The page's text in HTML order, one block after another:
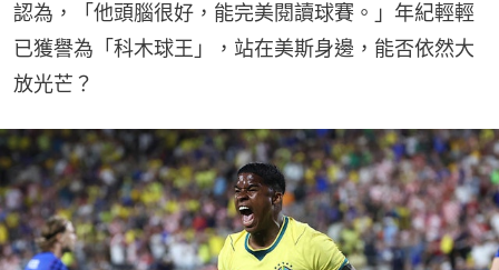
認為，「他頭腦很好，能完美閱讀球賽。」年紀輕輕
已獲譽為「科木球王」，站在美斯身邊，能否依然大
放光芒？